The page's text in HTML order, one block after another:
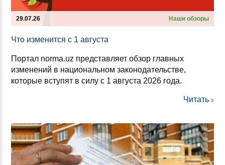
29.07.26 Наши обзоры
Что из­ме­нит­ся с 1 ав­гус­та
Портал norma.uz представляет обзор главных
изменений в национальном законодательстве,
которые вступят в силу с 1 августа 2026 года.
Читать